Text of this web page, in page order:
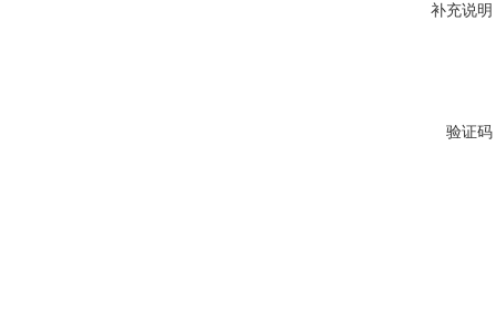
补充说明
验证码